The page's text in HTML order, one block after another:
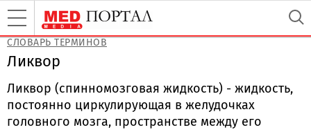
СЛОВАРЬ ТЕРМИНОВ
Ликвор
Ликвор (спинномозговая жидкость) - жидкость,
постоянно циркулирующая в желудочках
головного мозга, пространстве между его